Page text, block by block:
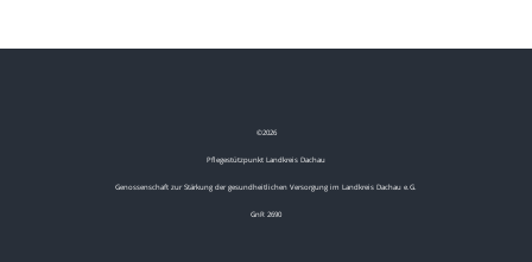
©2026
Pflegestützpunkt Landkreis Dachau
Genossenschaft zur Stärkung der gesundheitlichen Versorgung im Landkreis Dachau e.G.
GnR 2690